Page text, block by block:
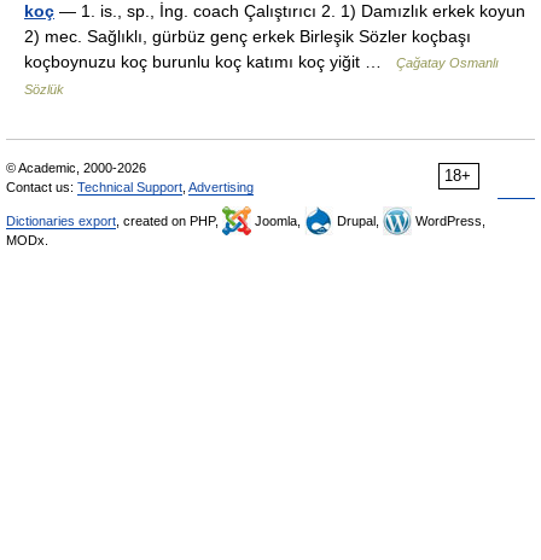
koç — 1. is., sp., İng. coach Çalıştırıcı 2. 1) Damızlık erkek koyun
2) mec. Sağlıklı, gürbüz genç erkek Birleşik Sözler koçbaşı
koçboynuzu koç burunlu koç katımı koç yiğit …
Çağatay Osmanlı
Sözlük
18+
© Academic, 2000-2026
Contact us: Technical Support Advertising
Dictionaries export , created on PHP, Joomla, Drupal,
WordPress,
MODx.